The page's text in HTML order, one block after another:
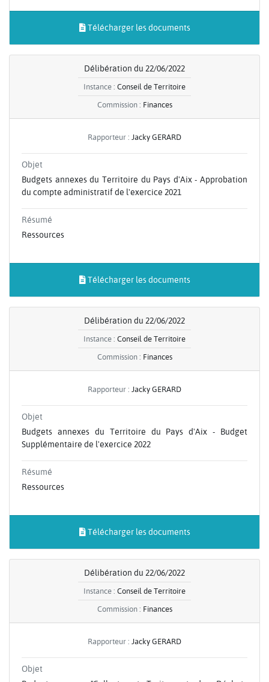
Télécharger les documents
Délibération du 22/06/2022
Instance : Conseil de Territoire
Commission : Finances
Rapporteur : Jacky GERARD
Objet
Budgets annexes du Territoire du Pays d'Aix - Approbation
du compte administratif de l'exercice 2021
Résumé
Ressources
Télécharger les documents
Délibération du 22/06/2022
Instance : Conseil de Territoire
Commission : Finances
Rapporteur : Jacky GERARD
Objet
Budgets annexes du Territoire du Pays d'Aix - Budget
Supplémentaire de l'exercice 2022
Résumé
Ressources
Télécharger les documents
Délibération du 22/06/2022
Instance : Conseil de Territoire
Commission : Finances
Rapporteur : Jacky GERARD
Objet